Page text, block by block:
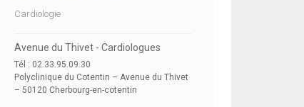
Cardiologie
Avenue du Thivet - Cardiologues
Tél : 02.33.95.09.30
Polyclinique du Cotentin – Avenue du Thivet
– 50120 Cherbourg-en-cotentin